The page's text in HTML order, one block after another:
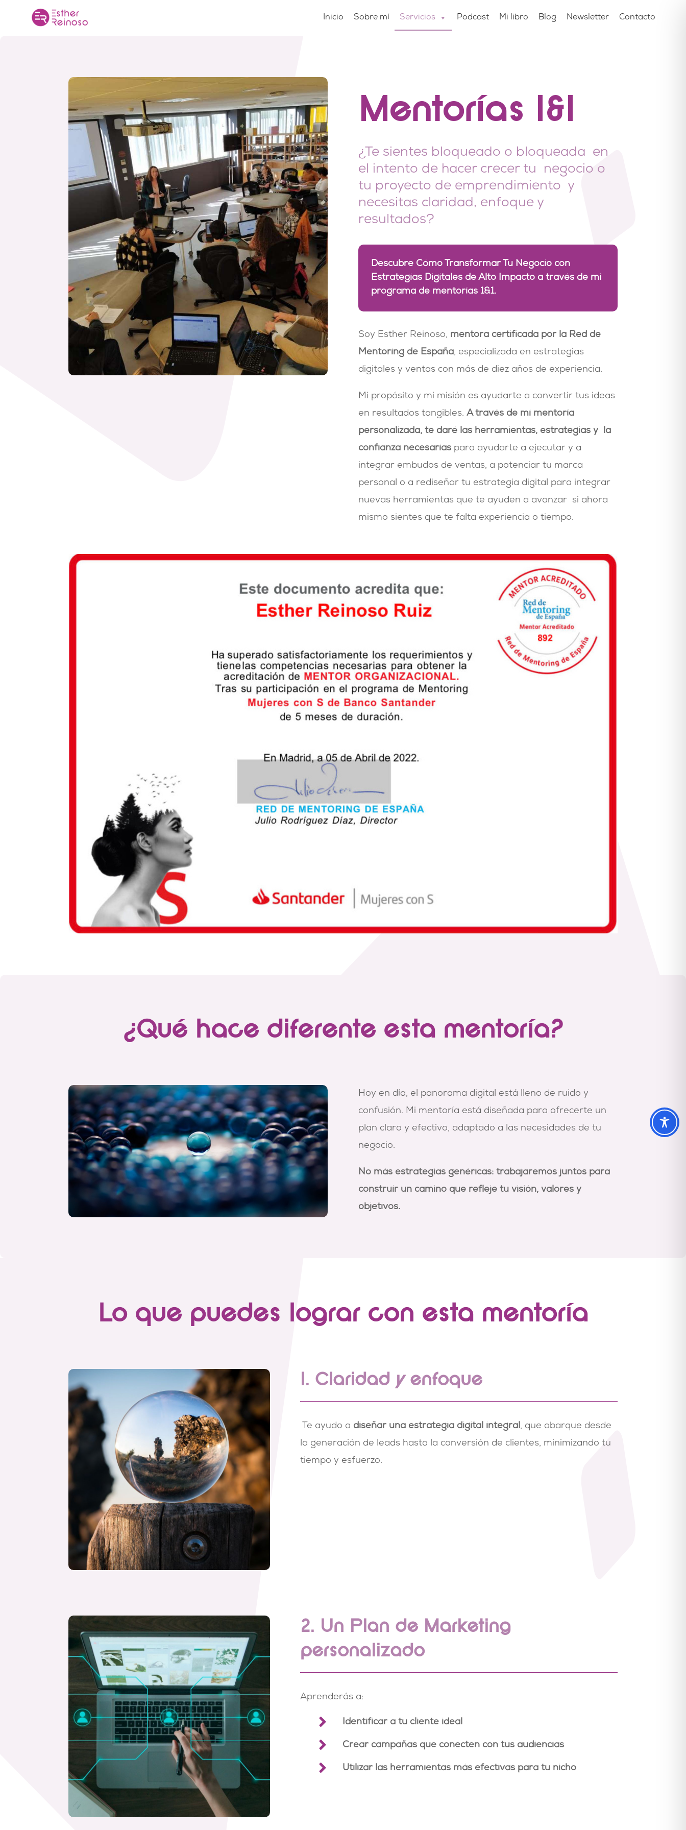
Inicio Sobre mí Servicios Podcast Mi libro Blog Newsletter Contacto
Mentorías 1&1
¿Te sientes bloqueado o bloqueada en
el intento de hacer crecer tu negocio o
tu proyecto de emprendimiento y
necesitas claridad, enfoque y
resultados?
Descubre Cómo Transformar Tu Negocio con
Estrategias Digitales de Alto Impacto a través de mi
programa de mentorías 1&1.
Soy Esther Reinoso, mentora certificada por la Red de
Mentoring de España, especializada en estrategias
digitales y ventas con más de diez años de experiencia.
Mi propósito y mi misión es ayudarte a convertir tus ideas
en resultados tangibles. A través de mi mentoría
personalizada, te daré las herramientas, estrategias y la
confianza necesariaspara ayudarte a ejecutar y a
integrar embudos de ventas, a potenciar tu marca
personal o a rediseñar tu estrategia digital para integrar
nuevas herramientas que te ayuden a avanzar si ahora
mismo sientes que te falta experiencia o tiempo.
¿Qué hace diferente esta mentoría?
Hoy en día, el panorama digital está lleno de ruido y
confusión. Mi mentoría está diseñada para ofrecerte un
plan claro y efectivo, adaptado a las necesidades de tu
negocio.
No más estrategias genéricas: trabajaremos juntos para
construir un camino que refleje tu visión, valores y
objetivos.
Lo que puedes lograr con esta mentoría
1. Claridad y enfoque
Te ayudo a diseñar una estrategia digital integral, que abarque desde
la generación de leads hasta la conversión de clientes, minimizando tu
tiempo y esfuerzo.
2. Un Plan de Marketing
personalizado
Aprenderás a:
 Identificar a tu cliente ideal
 Crear campañas que conecten con tus audiencias
 Utilizar las herramientas más efectivas para tu nicho